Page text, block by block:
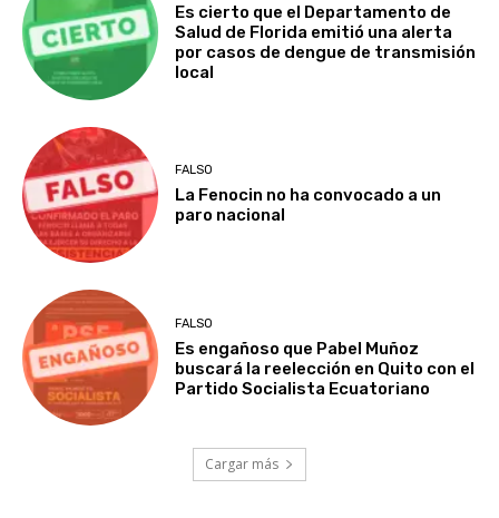
Es cierto que el Departamento de
Salud de Florida emitió una alerta
por casos de dengue de transmisión
local
FALSO
La Fenocin no ha convocado a un
paro nacional
FALSO
Es engañoso que Pabel Muñoz
buscará la reelección en Quito con el
Partido Socialista Ecuatoriano
Cargar más